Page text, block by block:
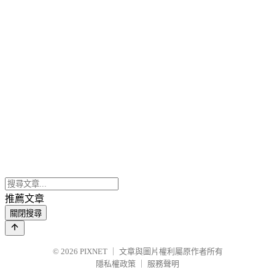
推薦文章
關閉搜尋
© 2026 PIXNET
文章與圖片權利屬原作者所有
隱私權政策
服務聲明